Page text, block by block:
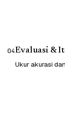
04Evaluasi &
Ukur akurasi